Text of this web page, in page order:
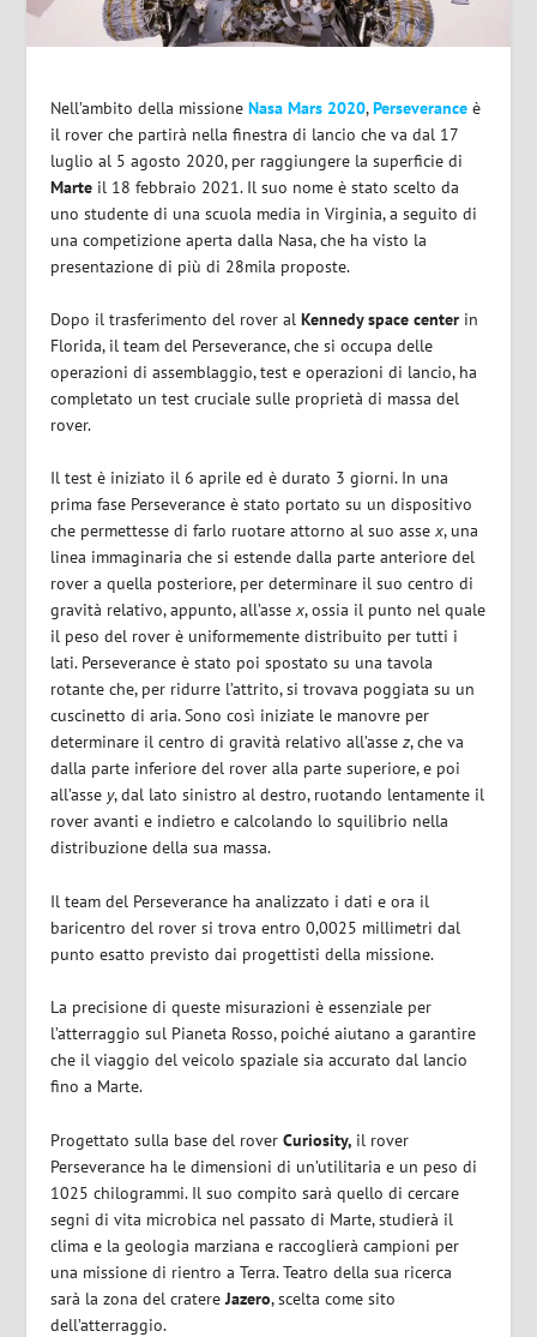
Nell’ambito della missioneNasa Mars 2020,Perseverance è
il rover che partirà nella finestra di lancio che va dal 17
luglio al 5 agosto 2020, per raggiungere la superficie di
Marte il 18 febbraio 2021. Il suo nome è stato scelto da
uno studente di una scuola media in Virginia, a seguito di
una competizione aperta dalla Nasa, che ha visto la
presentazione di più di 28mila proposte.
Dopo il trasferimento del rover alKennedy space center in
Florida, il team del Perseverance, che si occupa delle
operazioni di assemblaggio, test e operazioni di lancio, ha
completato un test cruciale sulle proprietà di massa del
rover.
Il test è iniziato il 6 aprile ed è durato 3 giorni. In una
prima fase Perseverance è stato portato su un dispositivo
che permettesse di farlo ruotare attorno al suo asse x, una
linea immaginaria che si estende dalla parte anteriore del
rover a quella posteriore, per determinare il suo centro di
gravità relativo, appunto, all’asse x, ossia il punto nel quale
il peso del rover è uniformemente distribuito per tutti i
lati. Perseverance è stato poi spostato su una tavola
rotante che, per ridurre l’attrito, si trovava poggiata su un
cuscinetto di aria. Sono così iniziate le manovre per
determinare il centro di gravità relativo all’assez, che va
dalla parte inferiore del rover alla parte superiore, e poi
all’asse y, dal lato sinistro al destro, ruotando lentamente il
rover avanti e indietro e calcolando lo squilibrio nella
distribuzione della sua massa.
Il team del Perseverance ha analizzato i dati e ora il
baricentro del rover si trova entro 0,0025 millimetri dal
punto esatto previsto dai progettisti della missione.
La precisione di queste misurazioni è essenziale per
l’atterraggio sul Pianeta Rosso, poiché aiutano a garantire
che il viaggio del veicolo spaziale sia accurato dal lancio
fino a Marte.
Progettato sulla base del roverCuriosity, il rover
Perseverance ha le dimensioni di un’utilitaria e un peso di
1025 chilogrammi. Il suo compito sarà quello di cercare
segni di vita microbica nel passato di Marte, studierà il
clima e la geologia marziana e raccoglierà campioni per
una missione di rientro a Terra. Teatro della sua ricerca
sarà la zona del cratereJazero, scelta come sito
dell’atterraggio.